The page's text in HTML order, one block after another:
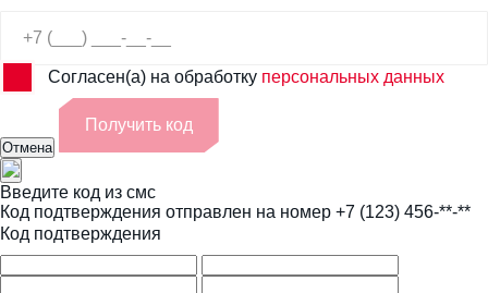
Согласен(а) на обработку персональных данных
Отмена
Получить код
Введите код из смс
Код подтверждения отправлен на номер +7 (123) 456-**-**
Код подтверждения